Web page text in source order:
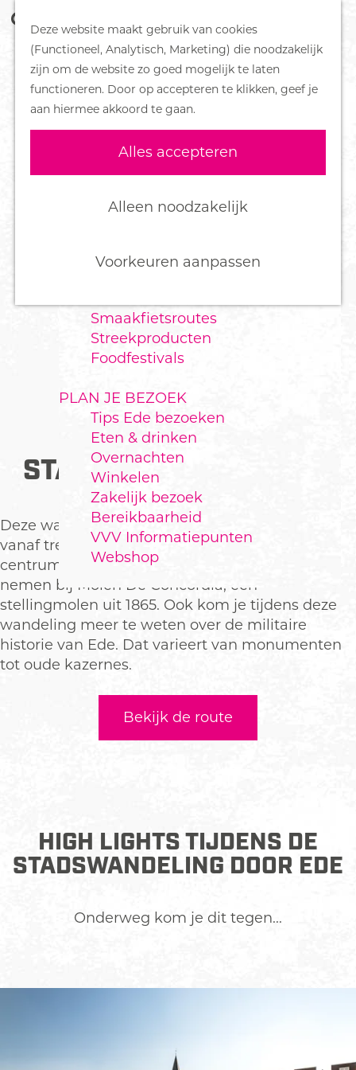
Deze website maakt gebruik van cookies
(Functioneel, Analytisch, Marketing) die noodzakelijk
zijn om de website zo goed mogelijk te laten
functioneren. Door op accepteren te klikken, geef je
aan hiermee akkoord te gaan.
Alles accepteren
Alleen noodzakelijk
Voorkeuren aanpassen
a
o
e
k
e
n
M
e
n
u
DORPEN
Bennekom
De Klomp
Deelen
Ederveen
Harskamp
Hoenderloo
Wekerom
Smaakfietsroutes
Streekproducten
Foodfestivals
PLAN JE BEZOEK
Tips Ede bezoeken
Eten & drinken
Overnachten
Winkelen
Zakelijk bezoek
Bereikbaarheid
VVV Informatiepunten
Webshop
WANDELROUTE:
STADSWANDELING EDE
Deze wandelroute van 4,8 km in Ede neemt je
vanaf treinstation Ede Centrum mee door het
centrum van Ede. Onderweg kun je een kijkje
nemen bij Molen De Concordia, een
stellingmolen uit 1865. Ook kom je tijdens deze
wandeling meer te weten over de militaire
historie van Ede. Dat varieert van monumenten
tot oude kazernes.
Bekijk de route
HIGH LIGHTS TIJDENS DE
STADSWANDELING DOOR EDE
Onderweg kom je dit tegen...